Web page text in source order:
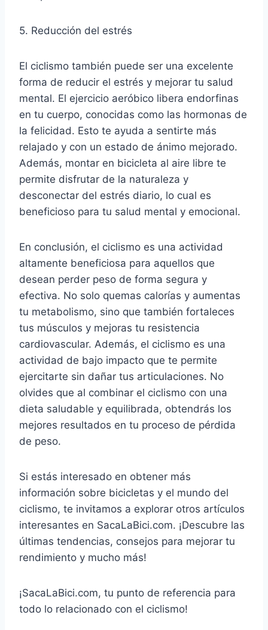
5. Reducción del estrés
El ciclismo también puede ser una excelente
forma de reducir el estrés y mejorar tu salud
mental. El ejercicio aeróbico libera endorfinas
en tu cuerpo, conocidas como las hormonas de
la felicidad. Esto te ayuda a sentirte más
relajado y con un estado de ánimo mejorado.
Además, montar en bicicleta al aire libre te
permite disfrutar de la naturaleza y
desconectar del estrés diario, lo cual es
beneficioso para tu salud mental y emocional.
En conclusión, el ciclismo es una actividad
altamente beneficiosa para aquellos que
desean perder peso de forma segura y
efectiva. No solo quemas calorías y aumentas
tu metabolismo, sino que también fortaleces
tus músculos y mejoras tu resistencia
cardiovascular. Además, el ciclismo es una
actividad de bajo impacto que te permite
ejercitarte sin dañar tus articulaciones. No
olvides que al combinar el ciclismo con una
dieta saludable y equilibrada, obtendrás los
mejores resultados en tu proceso de pérdida
de peso.
Si estás interesado en obtener más
información sobre bicicletas y el mundo del
ciclismo, te invitamos a explorar otros artículos
interesantes en SacaLaBici.com. ¡Descubre las
últimas tendencias, consejos para mejorar tu
rendimiento y mucho más!
¡SacaLaBici.com, tu punto de referencia para
todo lo relacionado con el ciclismo!